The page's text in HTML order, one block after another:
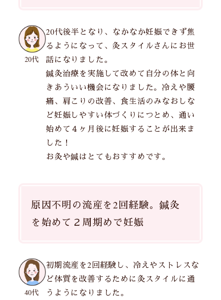
20代
20代後半となり、なかなか妊娠できず焦
るようになって、灸スタイルさんにお世
話になりました。
鍼灸治療を実施して改めて自分の体と向
きあういい機会になりました。冷えや腰
痛、肩こりの改善、食生活のみなおしな
ど妊娠しやすい体づくりにつとめ、通い
始めて４ヶ月後に妊娠することが出来ま
した！
お灸や鍼はとてもおすすめです。
原因不明の流産を2回経験。鍼灸
を始めて２周期めで妊娠
40代
初期流産を2回経験し、冷えやストレスな
ど体質を改善するために灸スタイルに通
うようになりました。